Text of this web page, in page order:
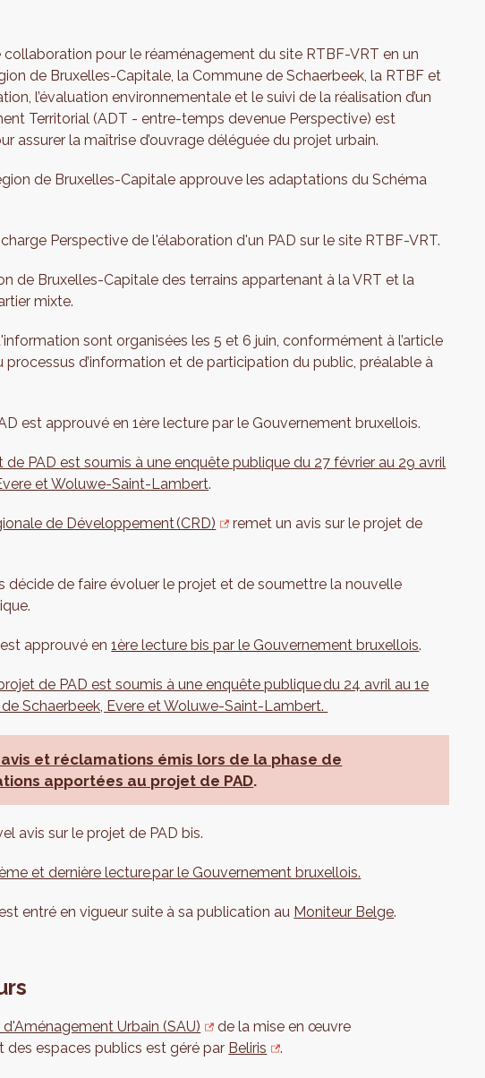
pour le réaménagement du site RTBF-VRT en un
de Bruxelles-Capitale, la Commune de Schaerbeek, la RTBF et
l’évaluation environnementale et le suivi de la réalisation d’un
Territorial (ADT - entre-temps devenue Perspective) est
assurer la maîtrise d’ouvrage déléguée du projet urbain.
de Bruxelles-Capitale approuve les adaptations du Schéma
Perspective de l'élaboration d'un PAD sur le site RTBF-VRT.
de Bruxelles-Capitale des terrains appartenant à la VRT et la
mixte.
sont organisées les 5 et 6 juin, conformément à l’article
processus d’information et de participation du public, préalable à
est approuvé en 1ère lecture par le Gouvernement bruxellois.
de PAD est soumis à une enquête publique du 27 février au 29 avril
et Woluwe-Saint-Lambert.
de Développement (CRD)
remet un avis sur le projet de
décide de faire évoluer le projet et de soumettre la nouvelle
approuvé en1ère lecture bis par le Gouvernement bruxellois.
de PAD est soumis à une enquête publique du 24 avril au 1e
Schaerbeek, Evere et Woluwe-Saint-Lambert.
et réclamations émis lors de la phase de
apportées au projet de PAD.
avis sur le projet de PAD bis.
et dernière lecture par le Gouvernement bruxellois.
entré en vigueur suite à sa publication au Moniteur Belge.
Urbain (SAU)
de la mise en œuvre
des espaces publics est géré par Beliris .